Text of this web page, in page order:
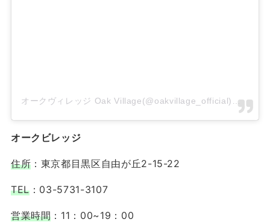
オークヴィレッジ Oak Village(@oakvillage_official)がシェアした投稿
オークビレッジ
住所 ：東京都目黒区自由が丘2-15-22
TEL：03-5731-3107
営業時間 ：11：00~19：00